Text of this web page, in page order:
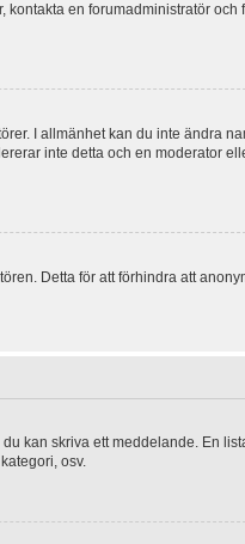
en forumadministratör och
I allmänhet kan du inte ändra
inte detta och en moderator
Detta för att förhindra att
kan skriva ett meddelande. En
osv.